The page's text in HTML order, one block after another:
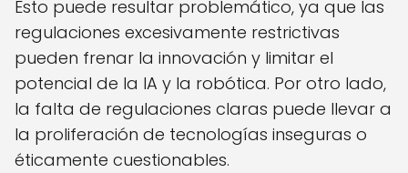
Esto puede resultar problemático, ya que las
regulaciones excesivamente restrictivas
pueden frenar la innovación y limitar el
potencial de la IA y la robótica. Por otro lado,
la falta de regulaciones claras puede llevar a
la proliferación de tecnologías inseguras o
éticamente cuestionables.